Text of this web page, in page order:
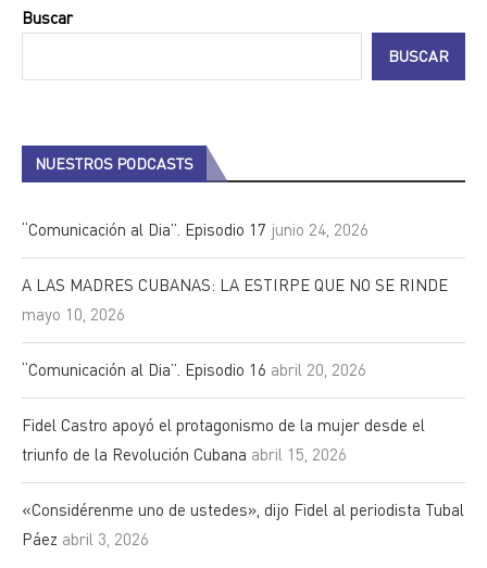
Buscar
BUSCAR
NUESTROS PODCASTS
“Comunicación al Dia”. Episodio 17 junio 24, 2026
A LAS MADRES CUBANAS: LA ESTIRPE QUE NO SE RINDE
mayo 10, 2026
“Comunicación al Dia”. Episodio 16 abril 20, 2026
Fidel Castro apoyó el protagonismo de la mujer desde el
triunfo de la Revolución Cubana abril 15, 2026
«Considérenme uno de ustedes», dijo Fidel al periodista Tubal
Páez abril 3, 2026